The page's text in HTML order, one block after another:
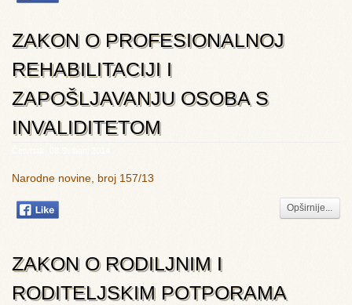
ZAKON O PROFESIONALNOJ
REHABILITACIJI I
ZAPOŠLJAVANJU OSOBA S
INVALIDITETOM
Narodne novine, broj 157/13
Opširnije...
ZAKON O RODILJNIM I
RODITELJSKIM POTPORAMA